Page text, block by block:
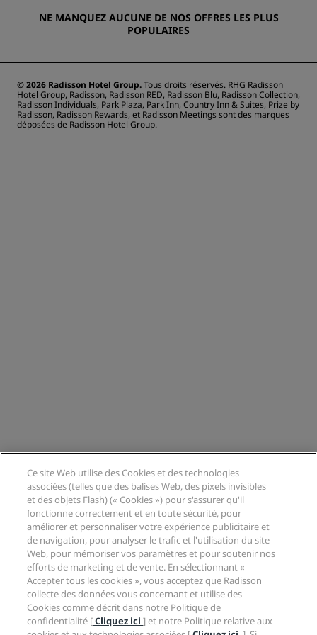
NE MANQUEZ AUCUNE DE NOS OFFRES LES PLUS
POPULAIRES
© 2026 Radisson Hotel Group.Tous droits réservés. RHG Radisson
Hotel Group, Radisson, Radisson RED, Radisson Blu, Radisson Collection,
Radisson Individuals, Park Plaza, Park Inn, Country Inn & Suites, Prize by
Radisson, Radisson Rewards, et Radisson Meetings sont des marques
déposées de Radisson Hotel Group.
Ce site Web utilise des Cookies et des technologies
associées (telles que des balises Web, des pixels invisibles
et des objets Flash) (« Cookies ») pour s'assurer qu'il
fonctionne correctement et en toute sécurité, pour
améliorer et personnaliser votre expérience publicitaire et
de navigation, pour analyser le trafic et l'utilisation du site
Web, pour mémoriser vos paramètres et pour soutenir nos
efforts de marketing et de vente. En sélectionnant «
Accepter tous les cookies », vous acceptez que Radisson
collecte des données vous concernant et utilise des
Cookies comme décrit dans notre Politique de
confidentialité [Cliquez ici] et notre Politique relative aux